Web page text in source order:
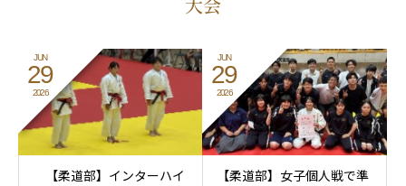
JUN
29
2026
【柔道部】インターハイ
JUN
29
2026
【柔道部】女子個人戦で準